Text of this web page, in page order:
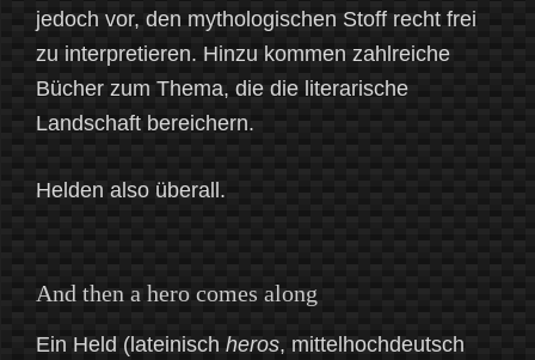
jedoch vor, den mythologischen Stoff recht frei
zu interpretieren. Hinzu kommen zahlreiche
Bücher zum Thema, die die literarische
Landschaft bereichern.
Helden also überall.
And then a hero comes along
Ein Held (lateinisch heros, mittelhochdeutsch